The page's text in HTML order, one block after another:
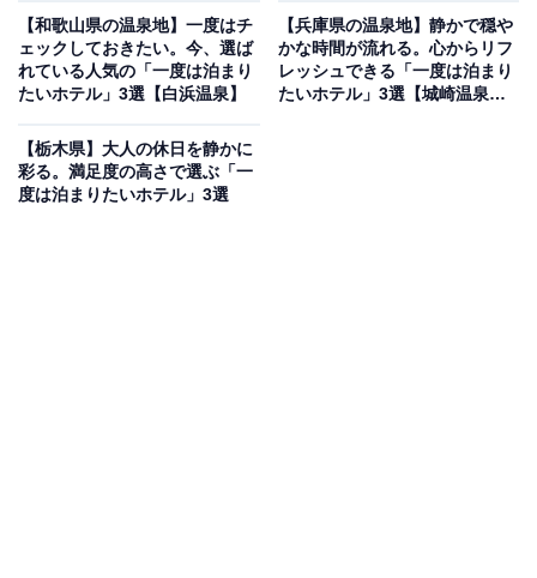
トより）
「松島温泉 小松館 好風亭」は、日本三景・松島の美しい
島々を間近に望む絶好のロケーションに位置します。展
望露天風呂「みはらしの湯」では、太古天泉 松島温泉
「美人の湯」に浸かりながら、まるで絵画のような景色
を堪能できます。食事は「和のフルコース」や「紅殻か
【和歌山県の温泉地】一度はチ
ェックしておきたい。今、選ば
れている人気の「一度は泊まり
たいホテル」3選【白浜温泉】
【兵庫県の温泉地】静かで穏や
かな時間が流れる。心からリフ
レッシュできる「一度は泊まり
たいホテル」3選【城崎温泉・
【栃木県】大人の休日を静かに
彩る。満足度の高さで選ぶ「一
度は泊まりたいホテル」3選